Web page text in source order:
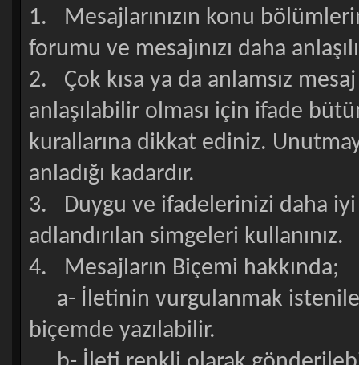
1. Mesajlarınızın konu
forumu ve mesajınızı daha
2. Çok kısa ya da anlamsız
anlaşılabilir olması için ifade
kurallarına dikkat ediniz.
anladığı kadardır.
3. Duygu ve ifadelerinizi daha
adlandırılan simgeleri kullanınız.
4. Mesajların Biçemi hakkında;
a- İletinin vurgulanmak
biçemde yazılabilir.